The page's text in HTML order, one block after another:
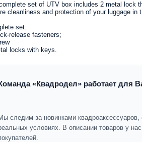
set of UTV box includes 2 metal lock
cleanliness and protection of your luggage in
set:
release fasteners;
locks with keys.
«Квадродел» работает для
следим за новинками
условиях. В описании товаров у